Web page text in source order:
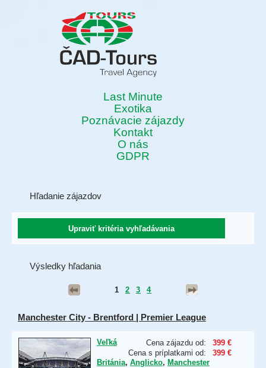
Last Minute
Exotika
Poznávacie zájazdy
Kontakt
O nás
GDPR
Hľadanie zájazdov
Výsledky hľadania
1 2 3 4
Manchester City - Brentford | Premier League
Cena zájazdu od:
399 €
Cena s príplatkami od:
399 €
Veľká
Británia, Anglicko, Manchester